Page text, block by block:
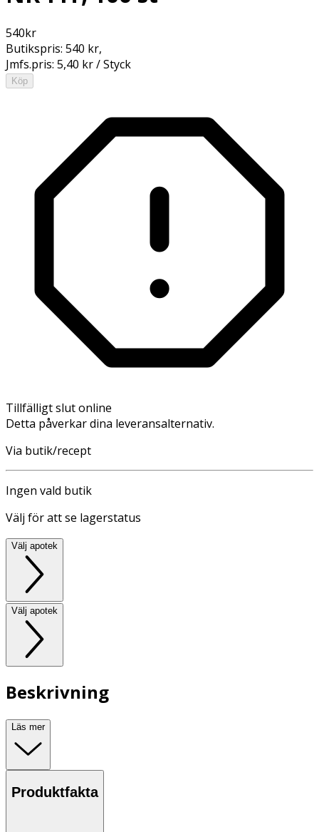
540kr
Butikspris: 540 kr,
Jmfs.pris: 5,40 kr / Styck
Köp
Tillfälligt slut online
Detta påverkar dina leveransalternativ.
Via butik/recept
Ingen vald butik
Välj för att se lagerstatus
Välj apotek
Välj apotek
Beskrivning
Läs mer
Produktfakta